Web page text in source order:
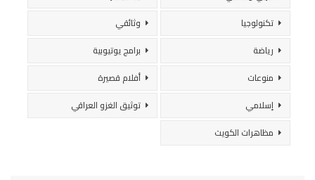
تكنولوجيا
وثائقي
رياضة
برامج يوتيوبية
منوعات
أفلام قصيرة
إسلامي
توثيق الغزو العراقي
مظاهرات الكويت